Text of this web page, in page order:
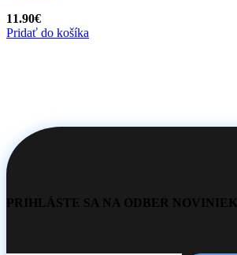
11.90€
Pridať do košíka
PRIHLÁSTE SA NA ODBER NOVINIEK